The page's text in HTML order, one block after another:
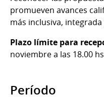
promueven avances
más inclusiva,
Plazo límite para
noviembre a las 18.00
Período